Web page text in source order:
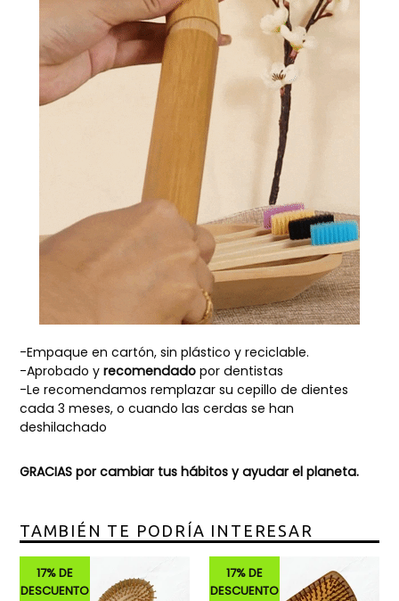
-Empaque en cartón, sin plástico y reciclable.
-Aprobado y recomendado por dentistas
-Le recomendamos remplazar su cepillo de dientes
cada 3 meses, o cuando las cerdas se han
deshilachado
GRACIAS por cambiar tus hábitos y ayudar el planeta.
TAMBIÉN TE PODRÍA INTERESAR
17% DE
DESCUENTO
17% DE
DESCUENTO